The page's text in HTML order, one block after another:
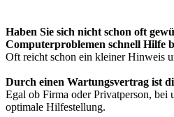
Haben Sie sich nicht schon oft
Computerproblemen schnell Hilfe
Oft reicht schon ein kleiner Hinweis
Durch einen Wartungsvertrag ist
Egal ob Firma oder Privatperson, bei
optimale Hilfestellung.